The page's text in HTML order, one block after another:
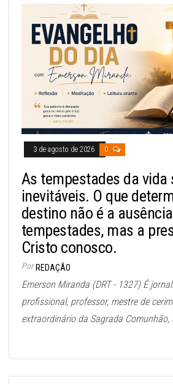
3 de agosto de 2026 0
As tempestades da vida
inevitáveis. O que
destino não é a
tempestades, mas a
Cristo conosco.
Por REDAÇÃO
Emerson Miranda (DRT - 1327) É
profissional, professor, mestre de
extraordinário da Sagrada Comunhão,